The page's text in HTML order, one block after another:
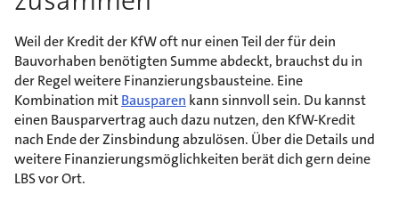
Weil der Kredit der KfW oft nur einen Teil der für dein
Bauvorhaben benötigten Summe abdeckt, brauchst du in
der Regel weitere Finanzierungsbausteine. Eine
Kombination mitBausparen kann sinnvoll sein. Du kannst
einen Bausparvertrag auch dazu nutzen, den KfW-Kredit
nach Ende der Zinsbindung abzulösen. Über die Details und
weitere Finanzierungsmöglichkeiten berät dich gern deine
LBS vor Ort.